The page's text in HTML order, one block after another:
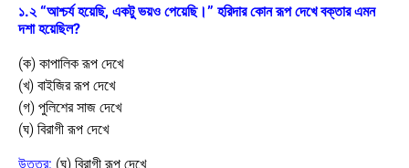
১.২ “আশ্চর্য হয়েছি, একটু ভয়ও পেয়েছি।” হরিদার কোন রূপ দেখে বক্তার এমন
দশা হয়েছিল?
(ক) কাপালিক রূপ দেখে
(খ) বাইজির রূপ দেখে
(গ) পুলিশের সাজ দেখে
(ঘ) বিরাগী রূপ দেখে